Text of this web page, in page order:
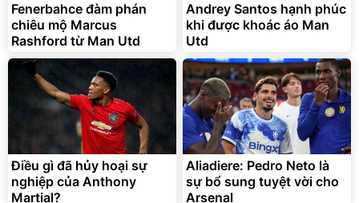
Fenerbahce đàm phán
chiêu mộ Marcus
Rashford từ Man Utd
Andrey Santos hạnh phúc
khi được khoác áo Man
Utd
Điều gì đã hủy hoại sự
nghiệp của Anthony
Martial?
Aliadiere: Pedro Neto là
sự bổ sung tuyệt vời cho
Arsenal